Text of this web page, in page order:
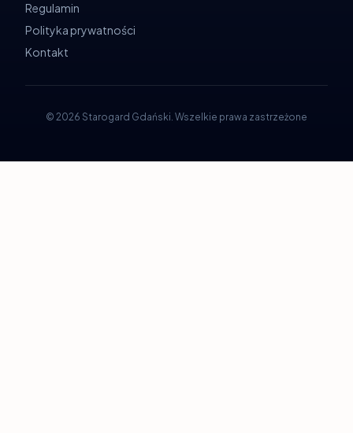
Regulamin
Polityka prywatności
Kontakt
© 2026 Starogard Gdański. Wszelkie prawa zastrzeżone